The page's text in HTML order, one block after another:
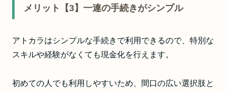
メリット【3】一連の手続きがシンプル
アトカラはシンプルな手続きで利用できるので、特別な
スキルや経験がなくても現金化を行えます。
初めての人でも利用しやすいため、間口の広い選択肢と